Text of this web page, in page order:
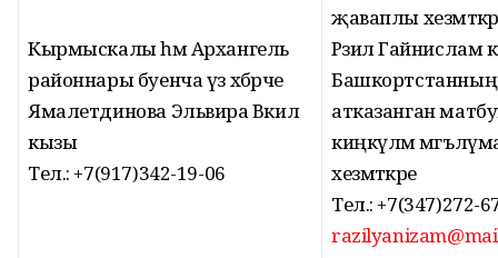
Кырмыскалы һәм Архангель
районнары буенча үз хәбәрче
Ямалетдинова Эльвира Вәкил
кызы
Тел.: +7(917)342-19-06
җаваплы
Рәзилә Гайнислам
Башкортстанның
атказанган
киңкүләм
хезмәткәре
Тел.: +7(347)272-